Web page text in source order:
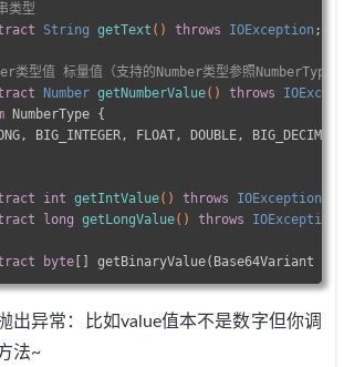
类型
String getText () throws IOException ;
类型值 标量值（支持的Number类型参照NumberType
Number getNumberValue() throws
NumberType {
BIG_INTEGER, FLOAT, DOUBLE, BIG_DECIMAL
int getIntValue() throws IOException
long getLongValue() throws IOException
byte [] getBinaryValue(Base64Variant
出异常：比如value值本不是数字但你调
法~